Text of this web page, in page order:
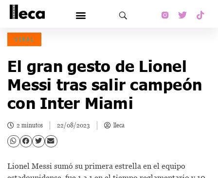
VIRAL
El gran gesto de Lionel
Messi tras salir campeón
con Inter Miami
2 minutos 22/08/2023 lleca
Lionel Messi sumó su primera estrella en el equipo